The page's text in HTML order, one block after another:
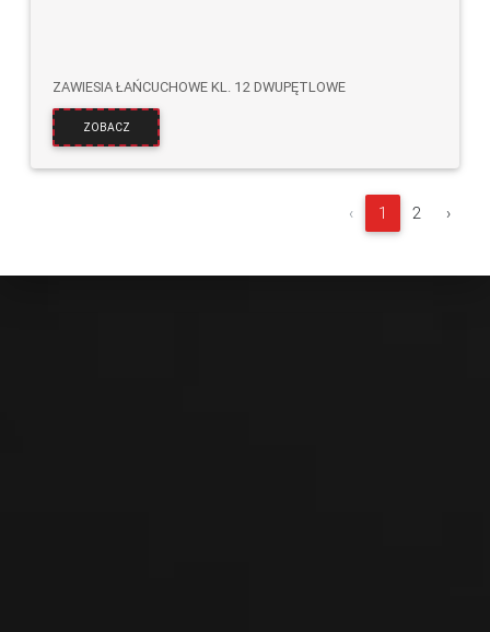
ZAWIESIA ŁAŃCUCHOWE KL. 12 DWUPĘTLOWE
ZOBACZ
‹ 1 2 ›